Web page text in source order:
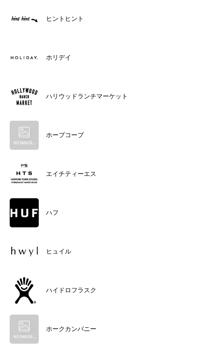
ヒントヒント
ホリデイ
ハリウッドランチマーケット
ホープコープ
エイチティーエス
ハフ
ヒュイル
ハイドロフラスク
ホークカンパニー